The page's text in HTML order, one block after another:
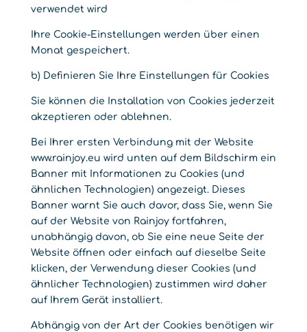
verwendet wird
Ihre Cookie-Einstellungen werden über einen
Monat gespeichert.
b) Definieren Sie Ihre Einstellungen für Cookies
Sie können die Installation von Cookies jederzeit
akzeptieren oder ablehnen.
Bei Ihrer ersten Verbindung mit der Website
www.rainjoy.eu wird unten auf dem Bildschirm ein
Banner mit Informationen zu Cookies (und
ähnlichen Technologien) angezeigt. Dieses
Banner warnt Sie auch davor, dass Sie, wenn Sie
auf der Website von Rainjoy fortfahren,
unabhängig davon, ob Sie eine neue Seite der
Website öffnen oder einfach auf dieselbe Seite
klicken, der Verwendung dieser Cookies (und
ähnlicher Technologien) zustimmen wird daher
auf Ihrem Gerät installiert.
Abhängig von der Art der Cookies benötigen wir